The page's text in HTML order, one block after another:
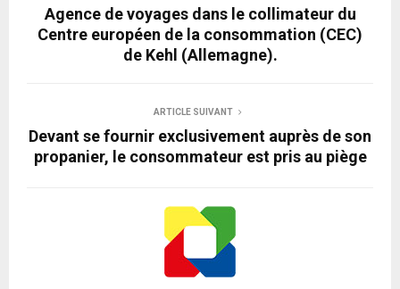
Agence de voyages dans le collimateur du
Centre européen de la consommation (CEC)
de Kehl (Allemagne).
ARTICLE SUIVANT
Devant se fournir exclusivement auprès de son
propanier, le consommateur est pris au piège